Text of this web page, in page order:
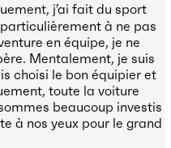
j’ai fait du sport
à ne pas
en équipe, je ne
Mentalement, je suis
choisi le bon équipier et
toute la voiture
beaucoup investis
à nos yeux pour le grand